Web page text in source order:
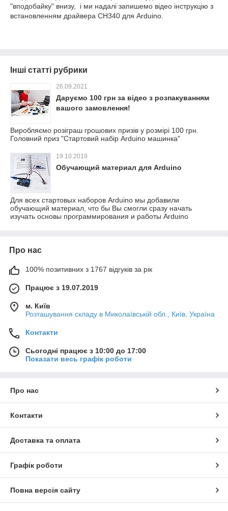
"вподобайку" внизу, і ми надалі запишемо відео інструкцію з
встановленням драйвера CH340 для Arduino.
Інші статті рубрики
26.09.2021
Даруємо 100 грн за відео з розпакуванням
вашого замовлення!
Виробляємо розіграш грошових призів у розмірі 100 грн.
Головний приз "Стартовий набір Arduino машинка"
19.10.2019
Обучающий материал для Arduino
Для всех стартовых наборов Arduino мы добавили
обучающий материал, что бы Вы смогли сразу начать
изучать основы программирования и работы Arduino
Про нас
100% позитивних з 1767 відгуків за рік
Працює з 19.07.2019
м. Київ
Розташування складу в Миколаївській обл., Київ, Україна
Контакти
Сьогодні працює з 10:00 до 17:00
Показати весь графік роботи
Про нас
Контакти
Доставка та оплата
Графік роботи
Повна версія сайту